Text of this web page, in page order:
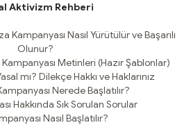
Aktivizm Rehberi
Kampanyası Nasıl Yürütülür ve Başarılı
Olunur?
Metinleri (Hazır Şablonlar)
mı? Dilekçe Hakkı ve Haklarınız
Nerede Başlatılır?
Hakkında Sık Sorulan Sorular
Nasıl Başlatılır?